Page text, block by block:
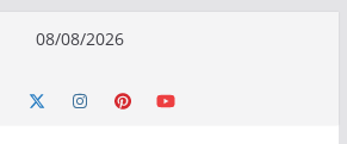
08/08/2026